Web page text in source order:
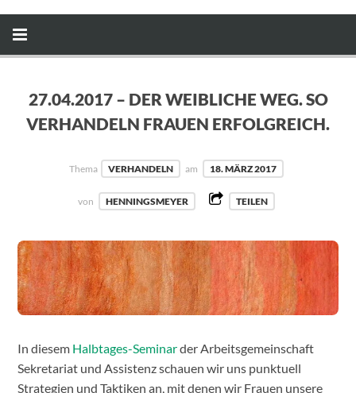
27.04.2017 – DER WEIBLICHE WEG. SO
VERHANDELN FRAUEN ERFOLGREICH.
Thema VERHANDELN am 18. MÄRZ 2017
von HENNINGSMEYER TEILEN
In diesem Halbtages-Seminarder Arbeitsgemeinschaft
Sekretariat und Assistenz schauen wir uns punktuell
Strategien und Taktiken an, mit denen wir Frauen unsere